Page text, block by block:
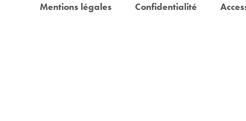
Mentions légales Confidentialité